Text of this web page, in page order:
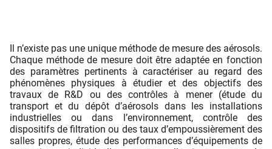
Il n’existe pas une unique méthode de mesure des aérosols.
Chaque méthode de mesure doit être adaptée en fonction
des paramètres pertinents à caractériser au regard des
phénomènes physiques à étudier et des objectifs des
travaux de R&D ou des contrôles à mener (étude du
transport et du dépôt d’aérosols dans les installations
industrielles ou dans l’environnement, contrôle des
dispositifs de filtration ou des taux d’empoussièrement des
salles propres, étude des performances d’équipements de